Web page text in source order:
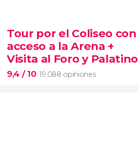
Tour por el Coliseo con
acceso a la Arena +
Visita al Foro y Palatino
9,4 / 10 19.088 opiniones